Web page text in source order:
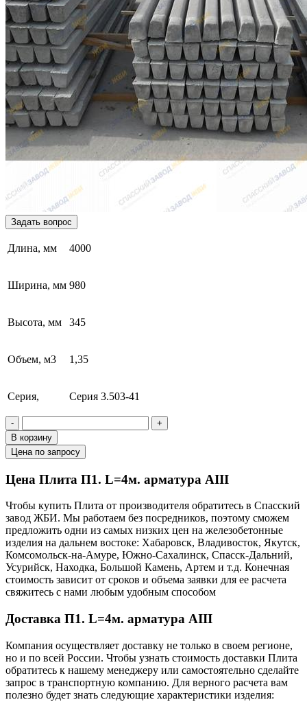
Задать вопрос
Длина, мм 4000
Ширина, мм 980
Высота, мм 345
Объем, м3 1,35
Серия, Серия 3.503-41
-
+
В корзину
Цена по запросу
Цена Плита П1. L=4м. арматура AIII
Чтобы купить Плита от производителя обратитесь в Cпасский
завод ЖБИ. Мы работаем без посредников, поэтому сможем
предложить одни из самых низких цен на железобетонные
изделия на дальнем востоке: Хабаровск, Владивосток, Якутск,
Комсомольск-на-Амуре, Южно-Сахалинск, Спасск-Дальний,
Усурийск, Находка, Большой Камень, Артем и т.д. Конечная
стоимость зависит от сроков и объема заявки для ее расчета
свяжитесь с нами любым удобным способом
Доставка П1. L=4м. арматура AIII
Компания осуществляет доставку не только в своем регионе,
но и по всей России. Чтобы узнать стоимость доставки Плита
обратитесь к нашему менеджеру или самостоятельно сделайте
запрос в транспортную компанию. Для верного расчета вам
полезно будет знать следующие характеристики изделия: